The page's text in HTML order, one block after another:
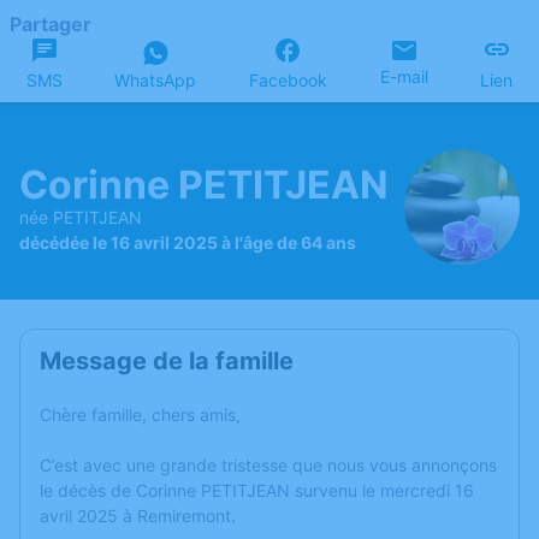
Partager
SMS WhatsApp Facebook E-mail Lien
Corinne PETITJEAN
née PETITJEAN
décédée le 16 avril 2025 à l'âge de 64 ans
Message de la famille
Chère famille, chers amis,
C’est avec une grande tristesse que nous vous annonçons
le décès de Corinne PETITJEAN survenu le mercredi 16
avril 2025 à Remiremont.